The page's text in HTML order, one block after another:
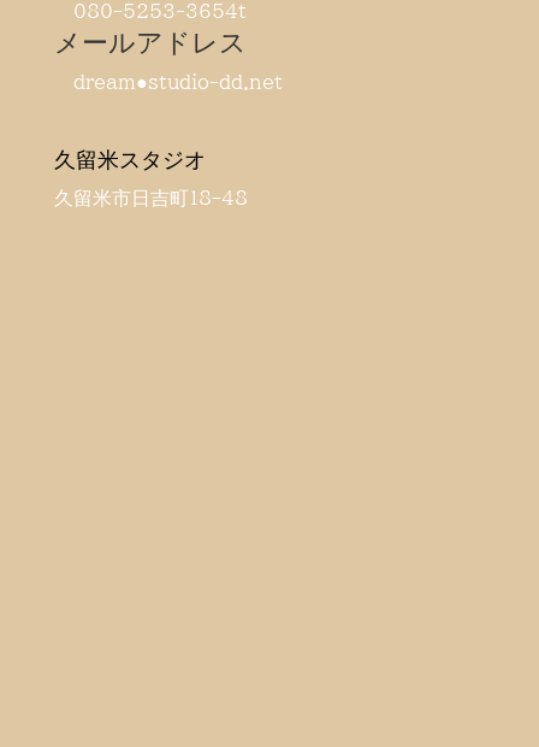
080-5253-3654t
メールアドレス
dream●studio-dd.net
久留米スタジオ
久留米市日吉町18-48